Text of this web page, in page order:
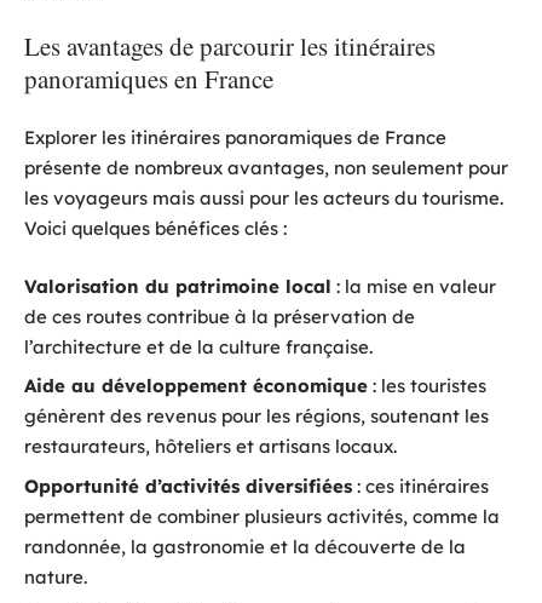
Les avantages de parcourir les itinéraires
panoramiques en France
Explorer les itinéraires panoramiques de France
présente de nombreux avantages, non seulement pour
les voyageurs mais aussi pour les acteurs du tourisme.
Voici quelques bénéfices clés :
Valorisation du patrimoine local : la mise en valeur
de ces routes contribue à la préservation de
l’architecture et de la culture française.
Aide au développement économique : les touristes
génèrent des revenus pour les régions, soutenant les
restaurateurs, hôteliers et artisans locaux.
Opportunité d’activités diversifiées : ces itinéraires
permettent de combiner plusieurs activités, comme la
randonnée, la gastronomie et la découverte de la
nature.